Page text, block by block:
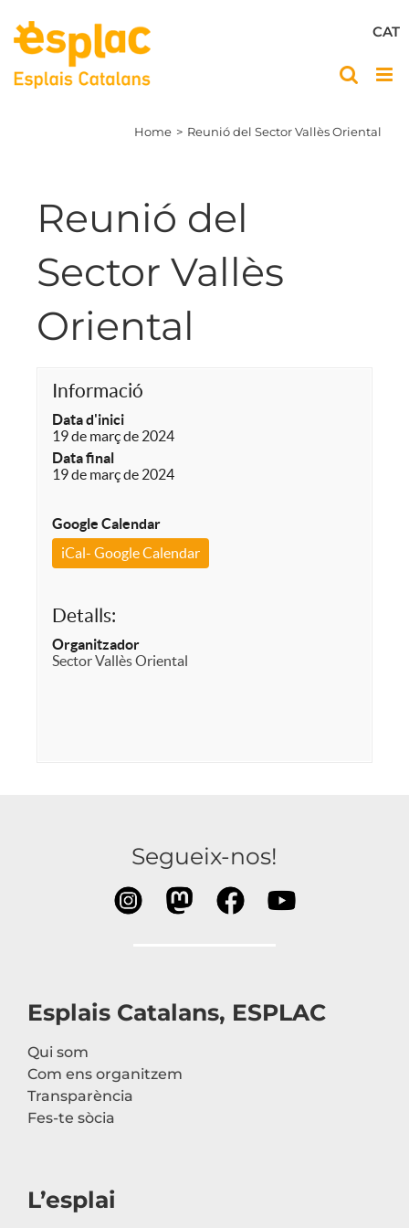
content
CAT
Home Reunió del Sector Vallès Oriental
Reunió del
Sector Vallès
Oriental
Informació
Data d'inici
19 de març de 2024
Data final
19 de març de 2024
Google Calendar
iCal- Google Calendar
Detalls:
Organitzador
Sector Vallès Oriental
Segueix-nos!
Esplais Catalans, ESPLAC
Qui som
Com ens organitzem
Transparència
Fes-te sòcia
L’esplai